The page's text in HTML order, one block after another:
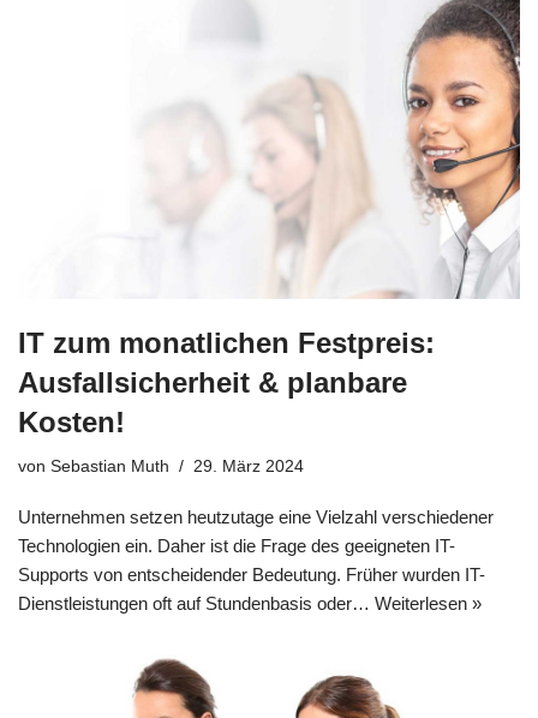
IT zum monatlichen Festpreis:
Ausfallsicherheit & planbare
Kosten!
von Sebastian Muth 29. März 2024
Unternehmen setzen heutzutage eine Vielzahl verschiedener
Technologien ein. Daher ist die Frage des geeigneten IT-
Supports von entscheidender Bedeutung. Früher wurden IT-
Dienstleistungen oft auf Stundenbasis oder… Weiterlesen »